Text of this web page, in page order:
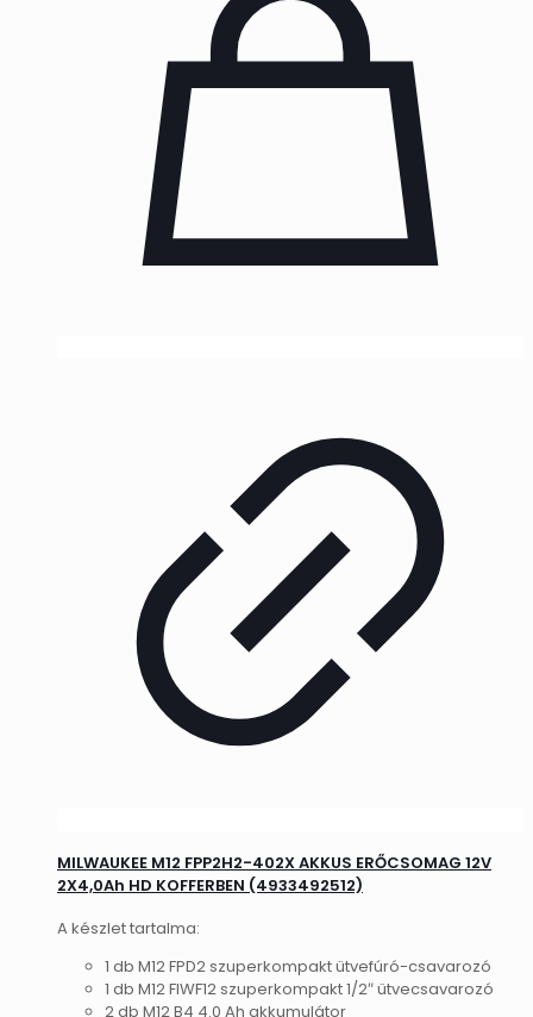
MILWAUKEE M12 FPP2H2-402X AKKUS ERŐCSOMAG 12V
2X4,0Ah HD KOFFERBEN (4933492512)
A készlet tartalma:
1 db M12 FPD2 szuperkompakt ütvefúró-csavarozó
1 db M12 FIWF12 szuperkompakt 1/2″ ütvecsavarozó
2 db M12 B4 4.0 Ah akkumulátor